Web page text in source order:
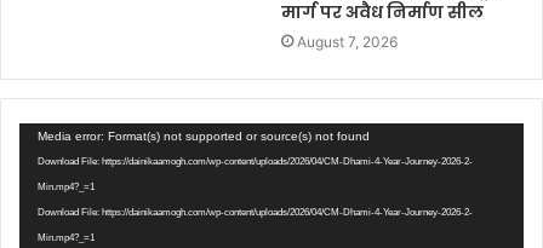
मार्ग पर अवैध निर्माण सील
August 7, 2026
Video
Player
Media error: Format(s) not supported or source(s) not found
Download File: https://dainikaamogh.com/wp-content/uploads/2026/04/CM-Dhami-4-Year-Journey-2026-2-
Min.mp4?_=1
Download File: https://dainikaamogh.com/wp-content/uploads/2026/04/CM-Dhami-4-Year-Journey-2026-2-
Min.mp4?_=1